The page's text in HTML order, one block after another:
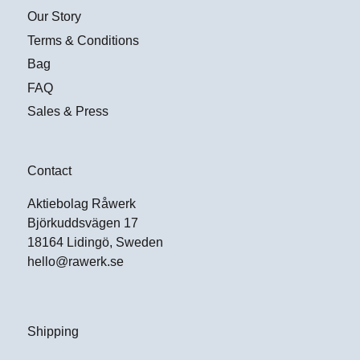
Our Story
Terms & Conditions
Bag
FAQ
Sales & Press
Contact
Aktiebolag Råwerk
Björkuddsvägen 17
18164 Lidingö, Sweden
hello@rawerk.se
Shipping